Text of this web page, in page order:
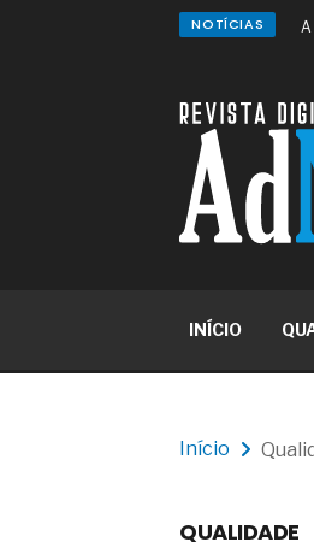
NOTÍCIAS
INÍCIO
Início
QUALIDADE